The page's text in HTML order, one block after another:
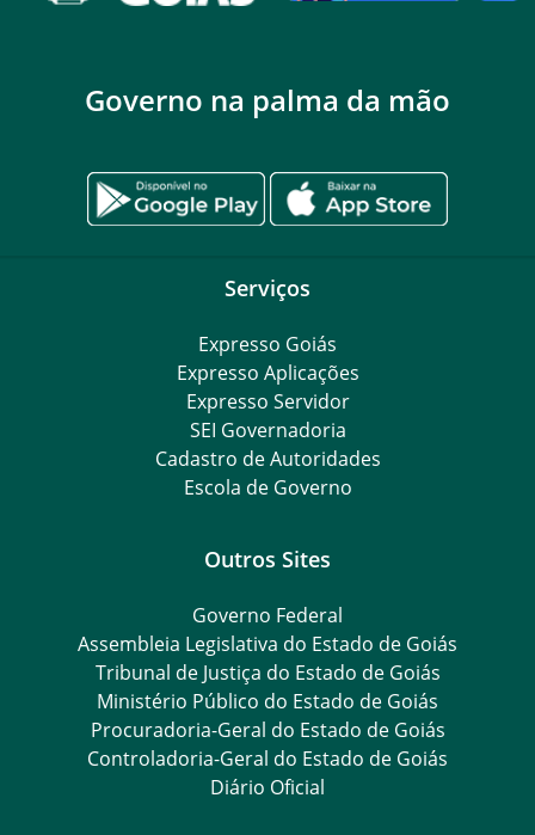
Governo na palma da mão
Serviços
Expresso Goiás
Expresso Aplicações
Expresso Servidor
SEI Governadoria
Cadastro de Autoridades
Escola de Governo
Outros Sites
Governo Federal
Assembleia Legislativa do Estado de Goiás
Tribunal de Justiça do Estado de Goiás
Ministério Público do Estado de Goiás
Procuradoria-Geral do Estado de Goiás
Controladoria-Geral do Estado de Goiás
Diário Oficial